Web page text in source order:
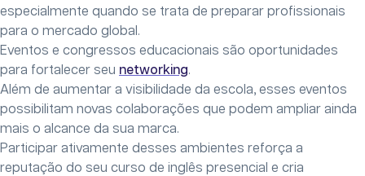
especialmente quando se trata de preparar profissionais
para o mercado global.
Eventos e congressos educacionais são oportunidades
para fortalecer seu networking.
Além de aumentar a visibilidade da escola, esses eventos
possibilitam novas colaborações que podem ampliar ainda
mais o alcance da sua marca.
Participar ativamente desses ambientes reforça a
reputação do seu curso de inglês presencial e cria